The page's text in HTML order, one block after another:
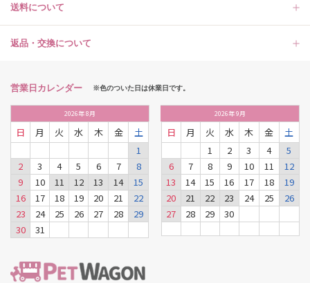
送料について
返品・交換について
営業日カレンダー ※色のついた日は休業日です。
2026年8月
日 月 火 水 木 金
土
1
2
3 4 5 6 7
8
9
10 11 12 13 14
15
16
17 18 19 20 21
22
23
24 25 26 27 28
29
30
31
2026年9月
日 月 火 水 木 金
土
1
2 3 4
5
6
7 8 9 10 11
12
13
14 15 16 17 18
19
20
21 22 23 24 25
26
27
28 29 30